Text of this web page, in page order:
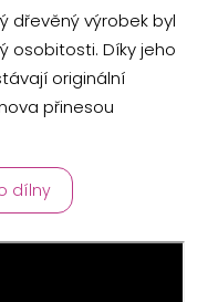
dřevěný výrobek byl
osobitosti. Díky jeho
originální
přinesou
dílny